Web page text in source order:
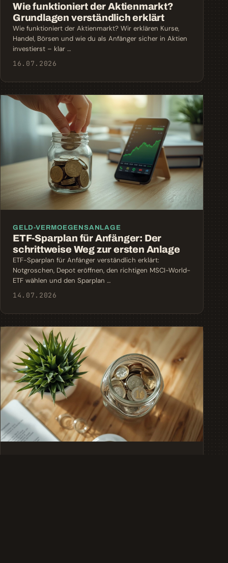
Wie funktioniert der Aktienmarkt?
Grundlagen verständlich erklärt
Wie funktioniert der Aktienmarkt? Wir erklären Kurse,
Handel, Börsen und wie du als Anfänger sicher in Aktien
investierst – klar …
16.07.2026
GELD-VERMOEGENSANLAGE
ETF-Sparplan für Anfänger: Der
schrittweise Weg zur ersten Anlage
ETF-Sparplan für Anfänger verständlich erklärt:
Notgroschen, Depot eröffnen, den richtigen MSCI-World-
ETF wählen und den Sparplan …
14.07.2026